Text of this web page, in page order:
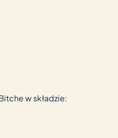
w składzie: